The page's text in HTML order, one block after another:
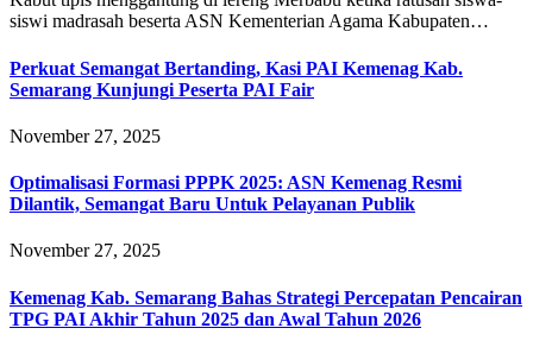
siswi madrasah beserta ASN Kementerian Agama Kabupaten…
Perkuat Semangat Bertanding, Kasi PAI Kemenag Kab.
Semarang Kunjungi Peserta PAI Fair
November 27, 2025
Optimalisasi Formasi PPPK 2025: ASN Kemenag Resmi
Dilantik, Semangat Baru Untuk Pelayanan Publik
November 27, 2025
Kemenag Kab. Semarang Bahas Strategi Percepatan Pencairan
TPG PAI Akhir Tahun 2025 dan Awal Tahun 2026